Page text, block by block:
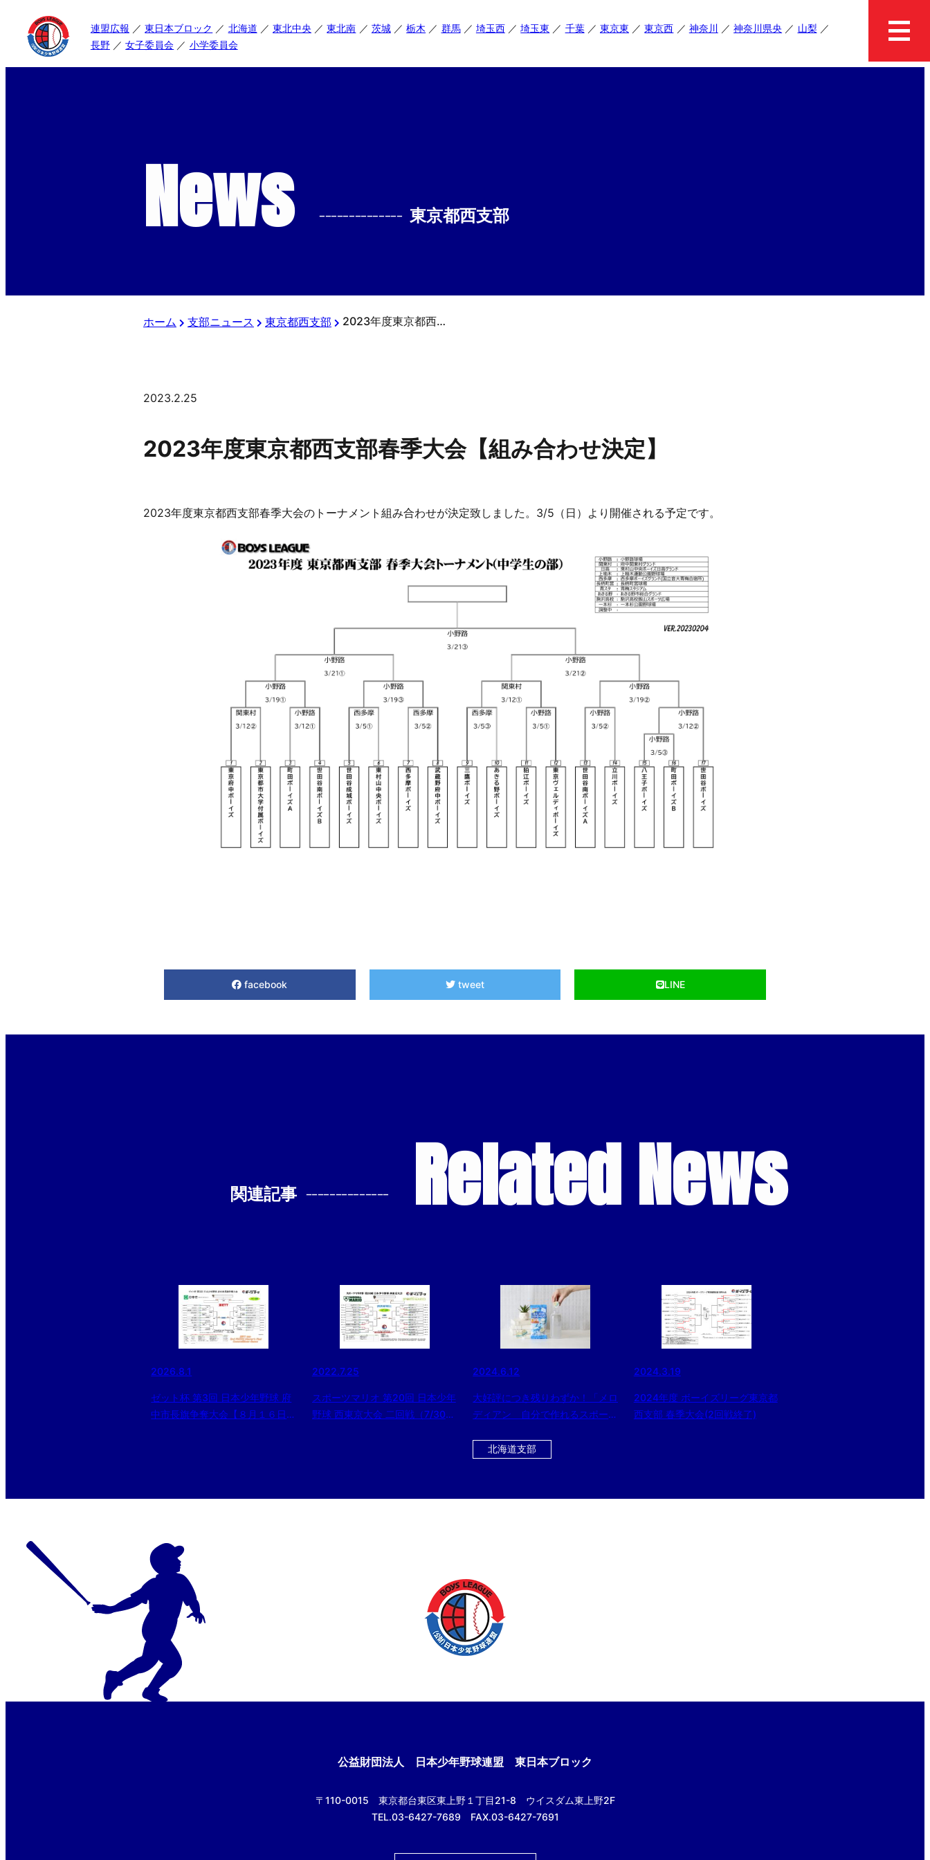
連盟広報 東日本ブロック 北海道 東北中央 東北南 茨城 栃木 群馬 埼玉西 埼玉東 千葉 東京東 東京西 神奈川 神奈川県央
山梨
長野
女子委員会 小学委員会
News -------------- 東京都西支部
ホーム 支部ニュース 東京都西支部 2023年度東京都西支部春季大会【組み合わせ決定】
2023.2.25
2023年度東京都西支部春季大会【組み合わせ決定】
2023年度東京都西支部春季大会のトーナメント組み合わせが決定致しました。3/5（日）より開催される予定です。
facebook tweet LINE
関連記事 -------------- Related News
2026.8.1
ゼット杯 第3回 日本少年野球 府
中市長旗争奪大会【８月１６日開
2022.7.25
スポーツマリオ 第20回 日本少年
野球 西東京大会 二回戦（7/30）
2024.6.12
大好評につき残りわずか！「メロ
ディアン 自分で作れるスポーツ
ャンス！！今だけ黒酢ドリンクの
北海道支部
2024.3.19
2024年度 ボーイズリーグ東京都
西支部 春季大会(2回戦終了)
公益財団法人 日本少年野球連盟 東日本ブロック
〒110-0015 東京都台東区東上野１丁目21-8 ウイスダム東上野2F
TEL.03-6427-7689 FAX.03-6427-7691